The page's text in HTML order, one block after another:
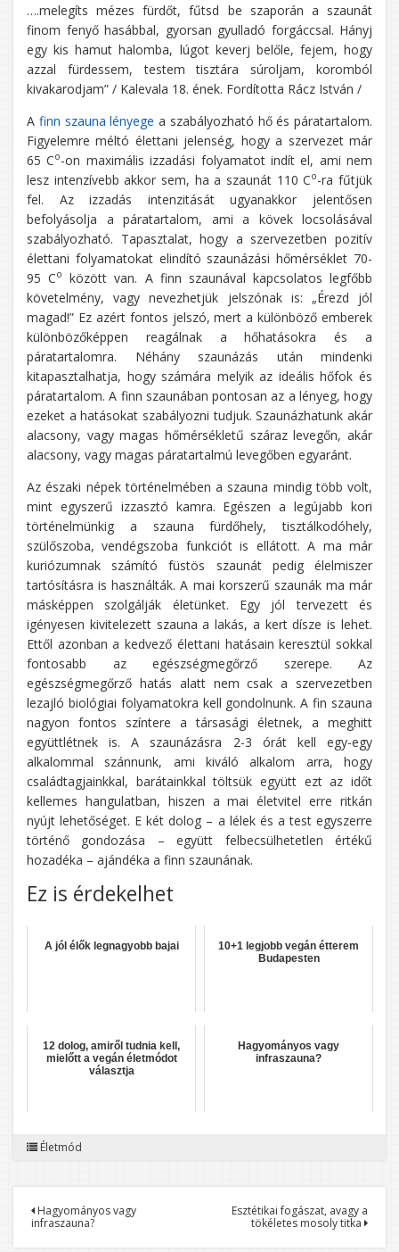
….melegíts mézes fürdőt, fűtsd be szaporán a szaunát
finom fenyő hasábbal, gyorsan gyulladó forgáccsal. Hányj
egy kis hamut halomba, lúgot keverj belőle, fejem, hogy
azzal fürdessem, testem tisztára súroljam, koromból
kivakarodjam” / Kalevala 18. ének. Fordította Rácz István /
A finn szauna lényege a szabályozható hő és páratartalom.
Figyelemre méltó élettani jelenség, hogy a szervezet már
65 Co-on maximális izzadási folyamatot indít el, ami nem
lesz intenzívebb akkor sem, ha a szaunát 110 Co-ra fűtjük
fel. Az izzadás intenzitását ugyanakkor jelentősen
befolyásolja a páratartalom, ami a kövek locsolásával
szabályozható. Tapasztalat, hogy a szervezetben pozitív
élettani folyamatokat elindító szaunázási hőmérséklet 70-
95 Co
között van. A finn szaunával kapcsolatos legfőbb
követelmény, vagy nevezhetjük jelszónak is: „Érezd jól
magad!” Ez azért fontos jelszó, mert a különböző emberek
különbözőképpen reagálnak a hőhatásokra és a
páratartalomra. Néhány szaunázás után mindenki
kitapasztalhatja, hogy számára melyik az ideális hőfok és
páratartalom. A finn szaunában pontosan az a lényeg, hogy
ezeket a hatásokat szabályozni tudjuk. Szaunázhatunk akár
alacsony, vagy magas hőmérsékletű száraz levegőn, akár
alacsony, vagy magas páratartalmú levegőben egyaránt.
Az északi népek történelmében a szauna mindig több volt,
mint egyszerű izzasztó kamra. Egészen a legújabb kori
történelmünkig a szauna fürdőhely, tisztálkodóhely,
szülőszoba, vendégszoba funkciót is ellátott. A ma már
kuriózumnak számító füstös szaunát pedig élelmiszer
tartósításra is használták. A mai korszerű szaunák ma már
másképpen szolgálják életünket. Egy jól tervezett és
igényesen kivitelezett szauna a lakás, a kert dísze is lehet.
Ettől azonban a kedvező élettani hatásain keresztül sokkal
fontosabb az egészségmegőrző szerepe. Az
egészségmegőrző hatás alatt nem csak a szervezetben
lezajló biológiai folyamatokra kell gondolnunk. A fin szauna
nagyon fontos színtere a társasági életnek, a meghitt
együttlétnek is. A szaunázásra 2-3 órát kell egy-egy
alkalommal szánnunk, ami kiváló alkalom arra, hogy
családtagjainkkal, barátainkkal töltsük együtt ezt az időt
kellemes hangulatban, hiszen a mai életvitel erre ritkán
nyújt lehetőséget. E két dolog – a lélek és a test egyszerre
történő gondozása – együtt felbecsülhetetlen értékű
hozadéka – ajándéka a finn szaunának.
Ez is érdekelhet
A jól élők legnagyobb bajai
10+1 legjobb vegán étterem
Budapesten
12 dolog, amiről tudnia kell,
mielőtt a vegán életmódot
választja
Hagyományos vagy
infraszauna?
Életmód
Bejegyzés
navigáció
Hagyományos vagy
infraszauna?
Esztétikai fogászat, avagy a
tökéletes mosoly titka